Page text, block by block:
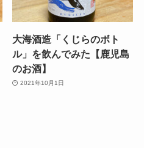
大海酒造「くじらのボト
ル」を飲んでみた【鹿児島
のお酒】
2021年10月1日